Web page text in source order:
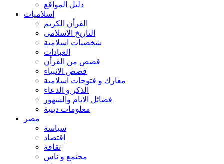
دليل المواقع
اسلاميات
القرأن الكريم
التاريخ الاسلامى
شخصيات اسلامية
العبادات
قصص من القرأن
قصص الانبياء
معارك و فتوحات اسلامية
الذكر و الدعاء
فضائل الايام والشهور
معلومات دينية
مصر
سياسة
اقتصاد
ثقافة
مجتمع و ناس